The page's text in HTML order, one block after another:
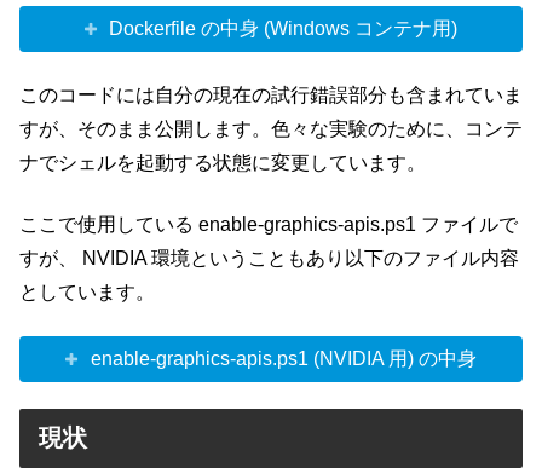
Dockerfile の中身 (Windows コンテナ用)
このコードには自分の現在の試行錯誤部分も含まれていま
すが、そのまま公開します。色々な実験のために、コンテ
ナでシェルを起動する状態に変更しています。
ここで使用している enable-graphics-apis.ps1 ファイルで
すが、 NVIDIA 環境ということもあり以下のファイル内容
としています。
enable-graphics-apis.ps1 (NVIDIA 用) の中身
現状